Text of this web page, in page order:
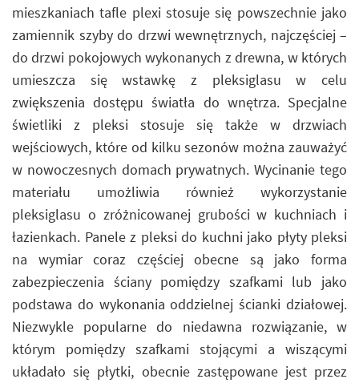
mieszkaniach tafle plexi stosuje się powszechnie jako
zamiennik szyby do drzwi wewnętrznych, najczęściej –
do drzwi pokojowych wykonanych z drewna, w których
umieszcza się wstawkę z pleksiglasu w celu
zwiększenia dostępu światła do wnętrza. Specjalne
świetliki z pleksi stosuje się także w drzwiach
wejściowych, które od kilku sezonów można zauważyć
w nowoczesnych domach prywatnych. Wycinanie tego
materiału umożliwia również wykorzystanie
pleksiglasu o zróżnicowanej grubości w kuchniach i
łazienkach. Panele z pleksi do kuchni jako płyty pleksi
na wymiar coraz częściej obecne są jako forma
zabezpieczenia ściany pomiędzy szafkami lub jako
podstawa do wykonania oddzielnej ścianki działowej.
Niezwykle popularne do niedawna rozwiązanie, w
którym pomiędzy szafkami stojącymi a wiszącymi
układało się płytki, obecnie zastępowane jest przez